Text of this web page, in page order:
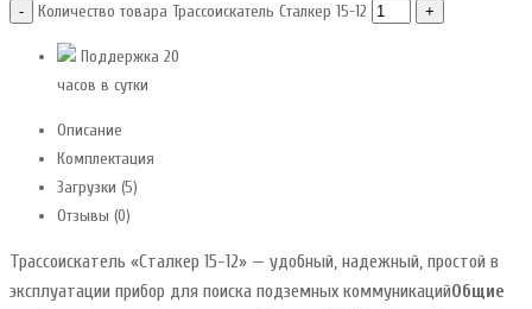
-
Количество товара Трассоискатель Сталкер 15-12 +
Поддержка 20
часов в сутки
Описание
Комплектация
Загрузки (5)
Отзывы (0)
Трассоискатель «Сталкер 15-12» — удобный, надежный, простой в
эксплуатации прибор для поиска подземных коммуникацийОбщие